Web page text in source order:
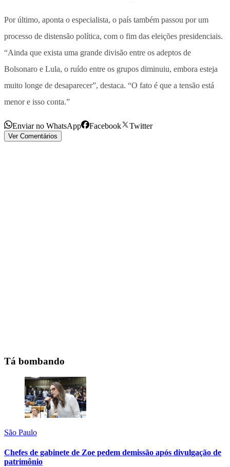
Por último, aponta o especialista, o país também passou por um
processo de distensão política, com o fim das eleições presidenciais.
“Ainda que exista uma grande divisão entre os adeptos de
Bolsonaro e Lula, o ruído entre os grupos diminuiu, embora esteja
muito longe de desaparecer”, destaca. “O fato é que a tensão está
menor e isso conta.”
Enviar no WhatsApp Facebook Twitter
Ver Comentários
Tá bombando
São Paulo
Chefes de gabinete de Zoe pedem demissão após divulgação de
patrimônio